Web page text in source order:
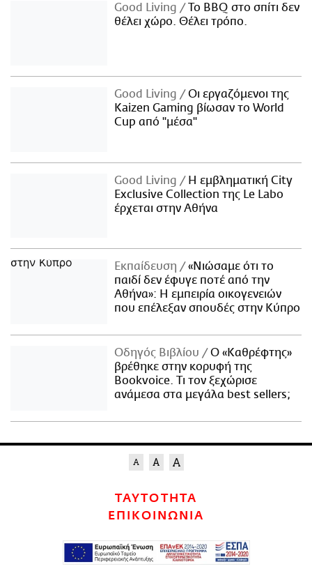
Good Living
Το BBQ στο σπίτι δεν
θέλει χώρο. Θέλει τρόπο.
Good Living
Οι εργαζόμενοι της
Kaizen Gaming βίωσαν το World
Cup από "μέσα"
Good Living
Η εμβληματική City
Exclusive Collection της Le Labo
έρχεται στην Αθήνα
Εκπαίδευση
«Νιώσαμε ότι το
παιδί δεν έφυγε ποτέ από την
Αθήνα»: Η εμπειρία οικογενειών
που επέλεξαν σπουδές στην Κύπρο
Οδηγός Βιβλίου
Ο «Καθρέφτης»
βρέθηκε στην κορυφή της
Bookvoice. Τι τον ξεχώρισε
ανάμεσα στα μεγάλα best sellers;
ΤΑΥΤΟΤΗΤΑ
ΕΠΙΚΟΙΝΩΝΙΑ